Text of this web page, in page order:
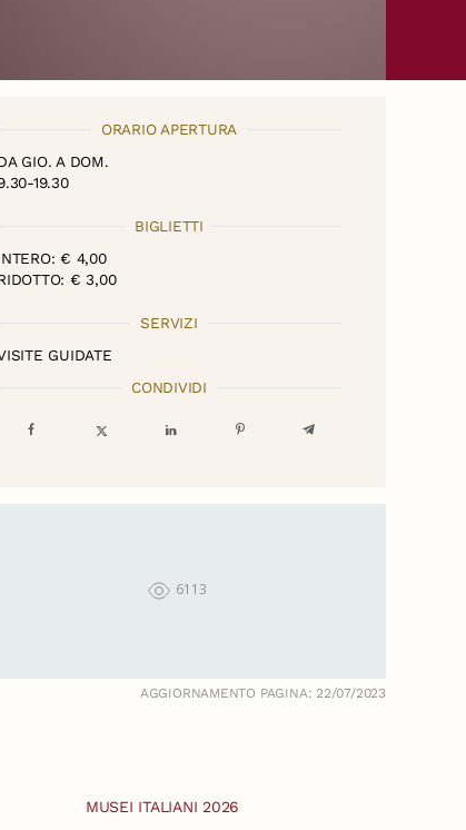
ORARIO APERTURA
GIO. A DOM.
19.30
BIGLIETTI
€ 4,00
€ 3,00
SERVIZI
GUIDATE
CONDIVIDI
6113
AGGIORNAMENTO PAGINA: 22/07/2023
MUSEI ITALIANI 2026